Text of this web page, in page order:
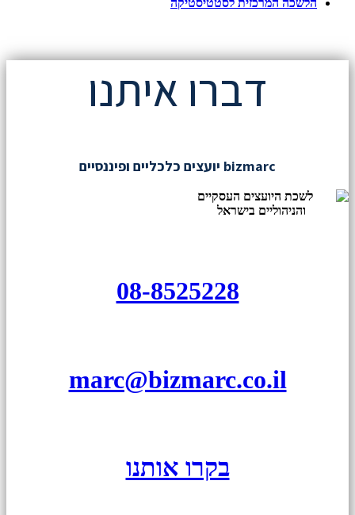
הלשכה המרכזית לסטטיסטיקה
דברו איתנו
bizmarc יועצים כלכליים ופיננסיים
08-8525228
marc@bizmarc.co.il
בקרו אותנו